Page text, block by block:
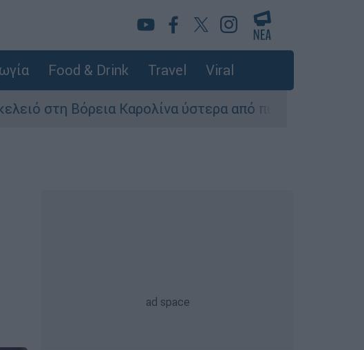
Food & Drink Travel Viral
στη Βόρεια Καρολίνα ύστερα από πυροβολισμούς: